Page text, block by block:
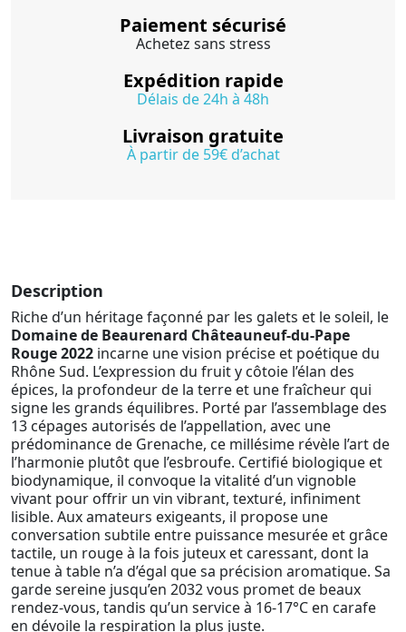
Paiement sécurisé
Achetez sans stress
Expédition rapide
Délais de 24h à 48h
Livraison gratuite
À partir de 59€ d’achat
Description
Riche d’un héritage façonné par les galets et le soleil, le
Domaine de Beaurenard Châteauneuf-du-Pape
Rouge 2022 incarne une vision précise et poétique du
Rhône Sud. L’expression du fruit y côtoie l’élan des
épices, la profondeur de la terre et une fraîcheur qui
signe les grands équilibres. Porté par l’assemblage des
13 cépages autorisés de l’appellation, avec une
prédominance de Grenache, ce millésime révèle l’art de
l’harmonie plutôt que l’esbroufe. Certifié biologique et
biodynamique, il convoque la vitalité d’un vignoble
vivant pour offrir un vin vibrant, texturé, infiniment
lisible. Aux amateurs exigeants, il propose une
conversation subtile entre puissance mesurée et grâce
tactile, un rouge à la fois juteux et caressant, dont la
tenue à table n’a d’égal que sa précision aromatique. Sa
garde sereine jusqu’en 2032 vous promet de beaux
rendez-vous, tandis qu’un service à 16-17°C en carafe
en dévoile la respiration la plus juste.